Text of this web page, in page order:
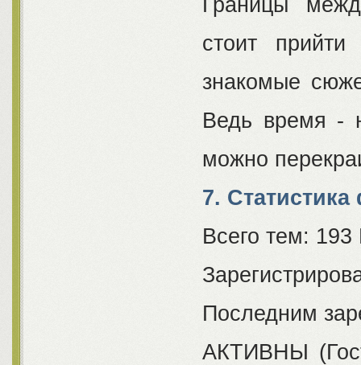
стоит
знакомые
Ведь время -
можно
7.
Всего тем:
Последним
АКТИВНЫ